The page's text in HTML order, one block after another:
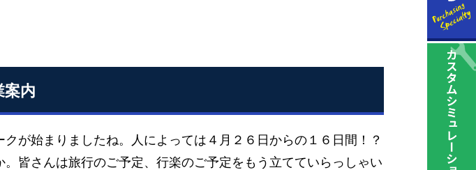
案内
が始まりましたね。人によっては４月２６日からの１６日間！？
皆さんは旅行のご予定、行楽のご予定をもう立てていらっしゃい